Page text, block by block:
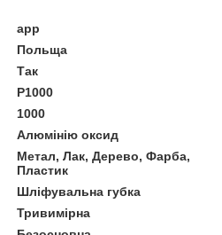
app
Польща
Так
P1000
1000
Алюмінію оксид
Метал, Лак, Дерево, Фарба,
Пластик
Шліфувальна губка
Тривимірна